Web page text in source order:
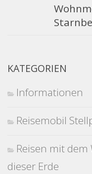
KATEGORIEN
Informationen
Reisemobil
Reisen mit
dieser Erde